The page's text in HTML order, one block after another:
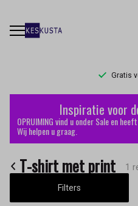
Gratis
T-
shirt
met
print
Inspiratie voor
OPRUIMING vind u onder Sale en
Wij helpen u graag.
T-shirt met print 1
Filters